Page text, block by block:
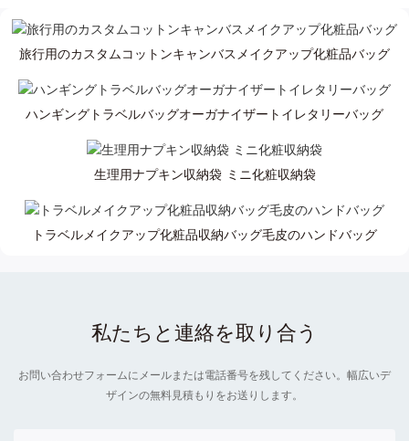
旅行用のカスタムコットンキャンバスメイクアップ化粧品バッグ
ハンギングトラベルバッグオーガナイザートイレタリーバッグ
生理用ナプキン収納袋 ミニ化粧収納袋
トラベルメイクアップ化粧品収納バッグ毛皮のハンドバッグ
私たちと連絡を取り合う
お問い合わせフォームにメールまたは電話番号を残してください。幅広いデ
ザインの無料見積もりをお送りします。